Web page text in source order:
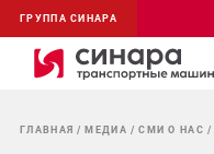
ГРУППА СИНАРА
ГЛАВНАЯ МЕДИА СМИ О НАС